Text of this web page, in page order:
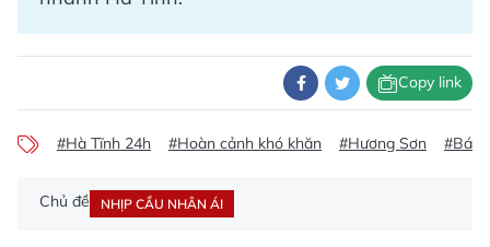
Copy link
#Hà Tĩnh 24h #Hoàn cảnh khó khăn #Hương Sơn #Báo
Chủ đề NHỊP CẦU NHÂN ÁI